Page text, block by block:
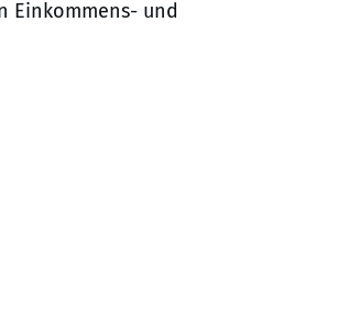
Einkommens- und